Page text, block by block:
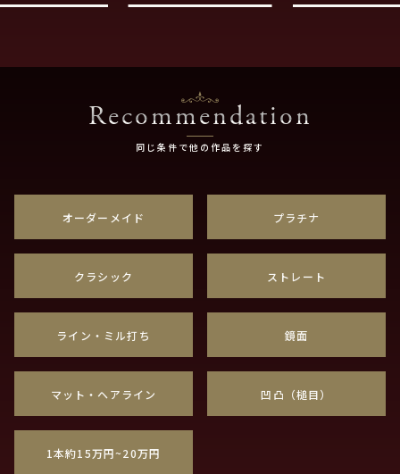
Recommendation
同じ条件で他の作品を探す
オーダーメイド プラチナ
クラシック ストレート
ライン・ミル打ち 鏡面
マット・ヘアライン 凹凸（槌目）
1本約15万円~20万円